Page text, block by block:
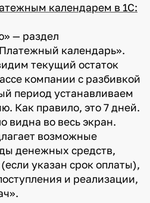
календарем в 1С:
— раздел
календарь».
текущий остаток
компании с разбивкой
период устанавливаем
Как правило, это 7 дней.
видна во весь экран.
возможные
денежных средств,
указан срок оплаты),
и реализации,